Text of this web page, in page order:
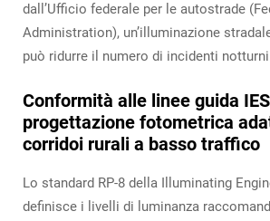
dall’Ufficio federale per le autostrade
Administration), un’illuminazione
può ridurre il numero di incidenti
Conformità alle linee guida
progettazione fotometrica
corridoi rurali a basso traffico
Lo standard RP-8 della Illuminating
definisce i livelli di luminanza